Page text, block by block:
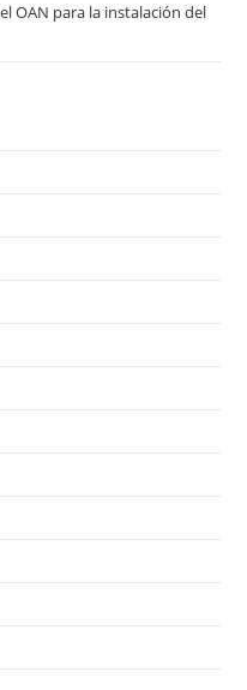
OAN para la instalación del